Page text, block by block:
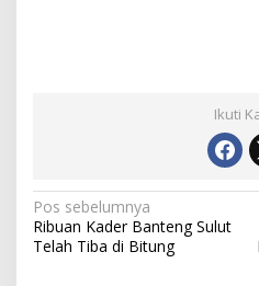
Ikuti
N
a
Pos sebelumnya
Ribuan Kader Banteng Sulut
Telah Tiba di Bitung